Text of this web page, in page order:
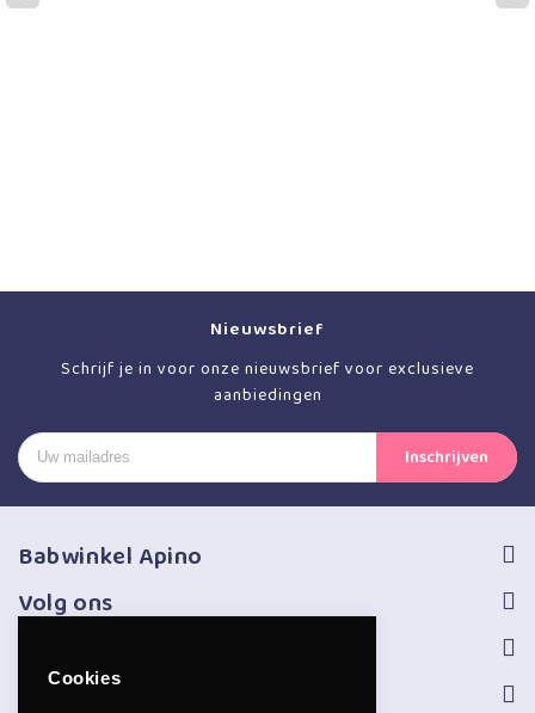
Nieuwsbrief
Schrijf je in voor onze nieuwsbrief voor exclusieve
aanbiedingen
Babwinkel Apino
Volg ons
Service
Cookies